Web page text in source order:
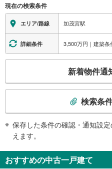
に
関
す
る
情
現在の検索条件
エリア/路線 加茂宮駅
詳細条件 3,500万円｜建築
検
知
を
新着物件通
検索条
保存した条件の確認・通知設
えます。
おすすめの中古一戸建て